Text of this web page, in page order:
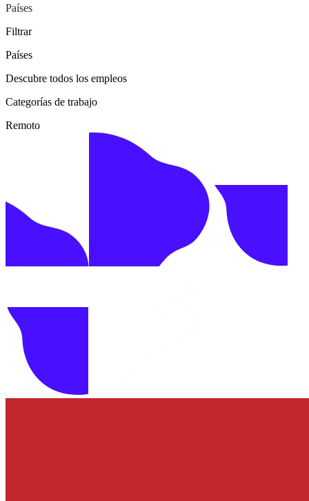
Países
Filtrar
Países
Descubre todos los empleos
Categorías de trabajo
Remoto